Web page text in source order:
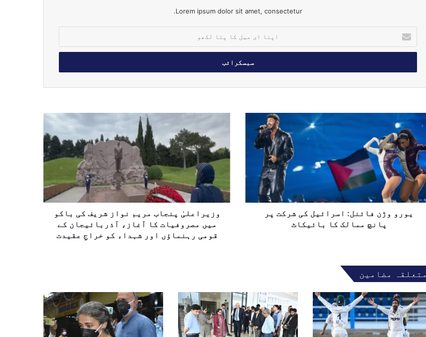
Lorem ipsum dolor sit amet, consectetur.
ن
ا
ل
ا
پ
ت
ا
ل
ھ
یورو وژن فائنل: اسرائیل کی شرکت پر
پانچ ممالک کا بائیکاٹ
ر
ا
یٰ
پ
ن
و
ا
ز
وزیراعلیٰ پنجاب مریم نواز شریف کی باکو
میں مصروفیات کا آغاز، آذربائیجان کے
قومی رہنماؤں اور شہداء کو خراجِ عقیدت
متعلقہ مضامین